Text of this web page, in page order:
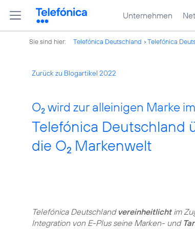
Unternehmen
Sie sind hier: Telefónica Deutschland Telefónica
Zurück zu Blogartikel 2022
O2 wird zur alleinigen Marke
Telefónica Deutschland
die O2 Markenwelt
Telefónica Deutschland vereinheitlichtim
Integration von E-Plus seine Marken- und